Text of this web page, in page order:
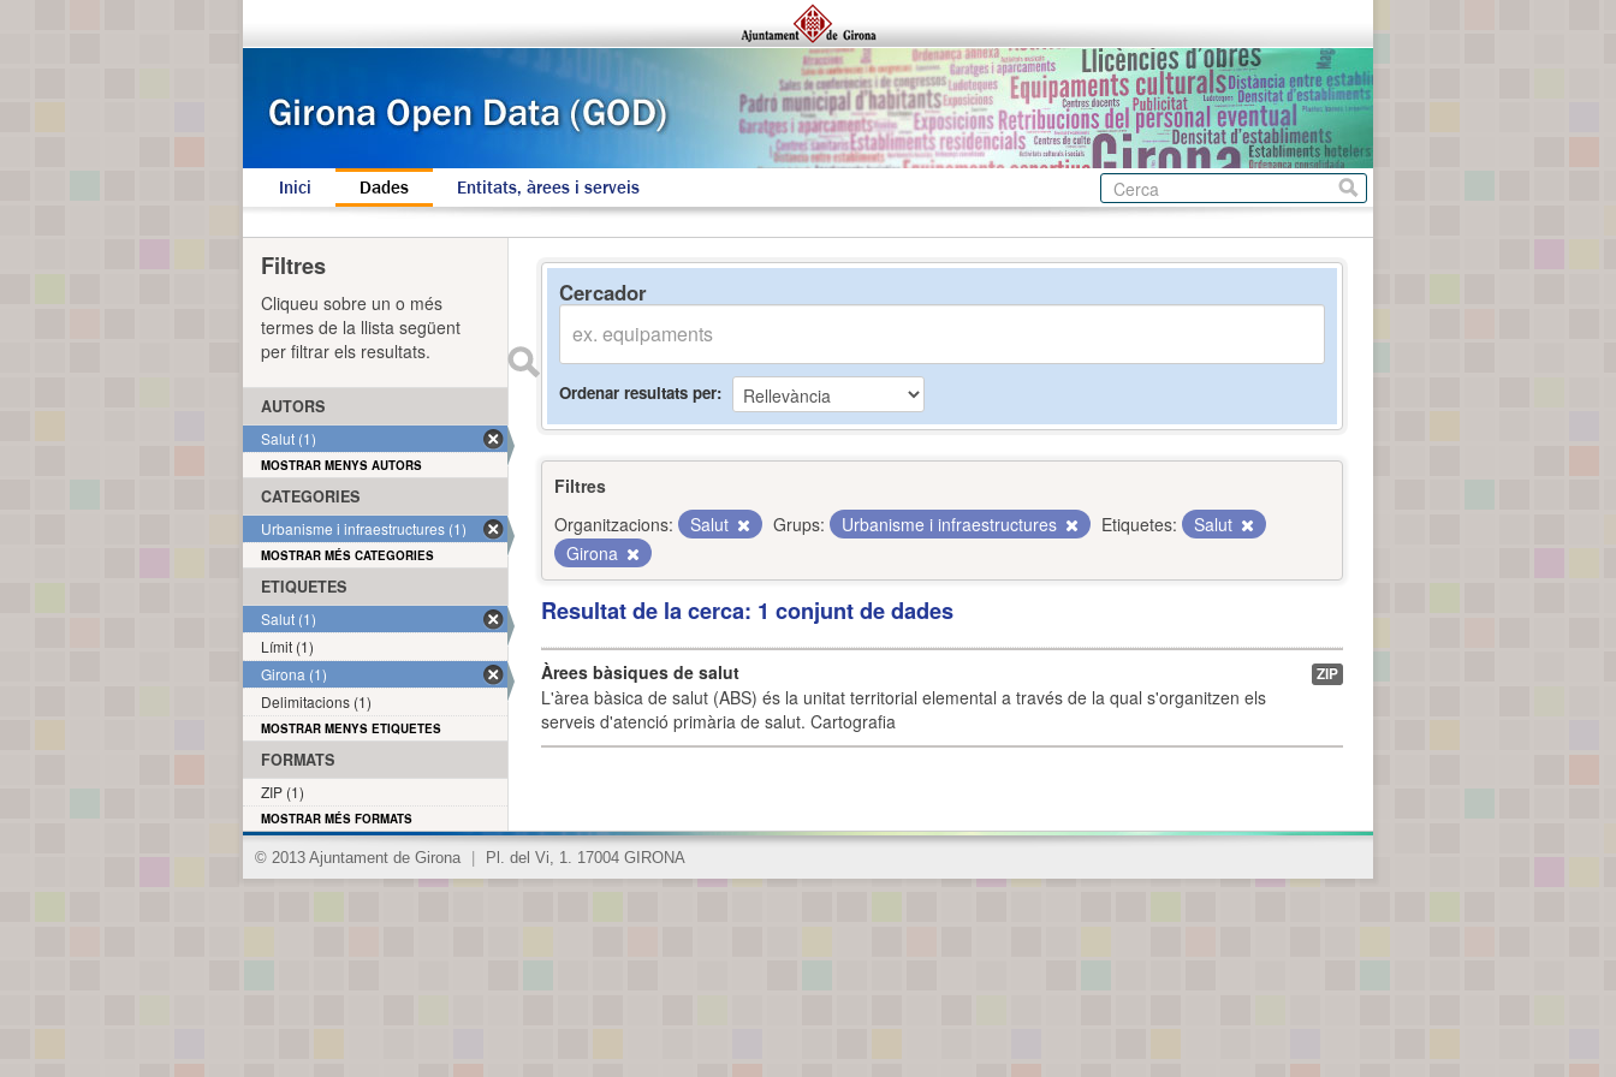
Inici Dades Entitats, àrees i serveis
Cercador
Ordenar resultats per
Filtres
Organitzacions:
Salut Grups: Urbanisme i infraestructures Etiquetes:
Salut
Girona
Resultat de la cerca: 1 conjunt de dades
Àrees bàsiques de salut
L'àrea bàsica de salut (ABS) és la unitat territorial elemental a través de la qual s'organitzen els
serveis d'atenció primària de salut. Cartografia
ZIP
Filtres
Cliqueu sobre un o més
termes de la llista següent
per filtrar els resultats.
AUTORS
Salut (1)
MOSTRAR MENYS AUTORS
CATEGORIES
Urbanisme i infraestructures (1)
MOSTRAR MÉS CATEGORIES
ETIQUETES
Salut (1)
Límit (1)
Girona (1)
Delimitacions (1)
MOSTRAR MENYS ETIQUETES
FORMATS
ZIP (1)
MOSTRAR MÉS FORMATS
© 2013 Ajuntament de Girona Pl. del Vi, 1. 17004 GIRONA